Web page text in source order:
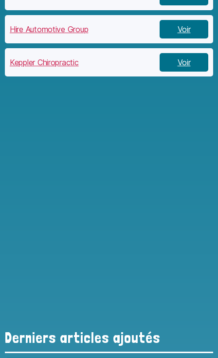
Hire Automotive Group Voir
Keppler Chiropractic Voir
Derniers articles ajoutés